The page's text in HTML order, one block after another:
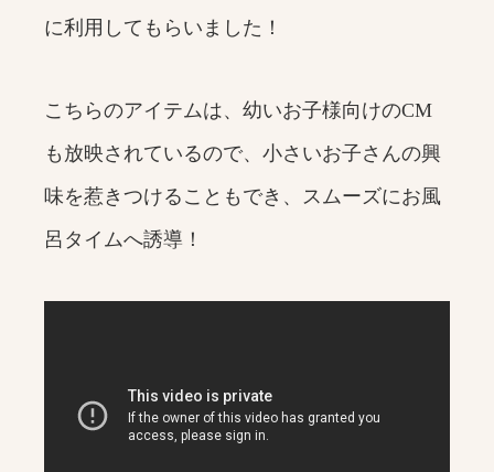
に利用してもらいました！
こちらのアイテムは、幼いお子様向けのCM
も放映されているので、小さいお子さんの興
味を惹きつけることもでき、スムーズにお風
呂タイムへ誘導！